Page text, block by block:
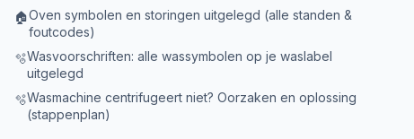
🏠Oven symbolen en storingen uitgelegd (alle standen &
foutcodes)
🫧Wasvoorschriften: alle wassymbolen op je waslabel
uitgelegd
🫧Wasmachine centrifugeert niet? Oorzaken en oplossing
(stappenplan)